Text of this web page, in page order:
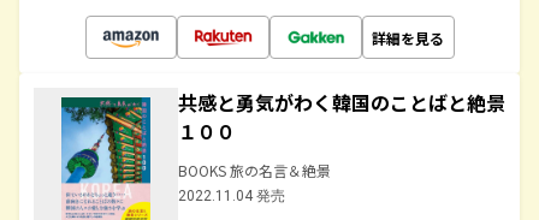
詳細を見る
共感と勇気がわく韓国のことばと絶景
１００
BOOKS 旅の名言＆絶景
2022.11.04 発売